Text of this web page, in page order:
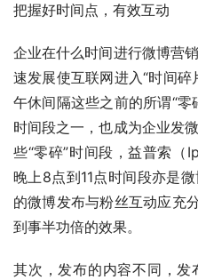
把握好时间点，有效互动
企业在什么时间进行微博营
速发展使互联网进入“时间碎
午休间隔这些之前的所谓“
时间段之一，也成为企业发
些“零碎”时间段，益普索（
晚上8点到11点时间段亦是
的微博发布与粉丝互动应充
到事半功倍的效果。
其次，发布的内容不同，